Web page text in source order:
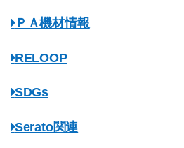
ＰＡ機材情報
RELOOP
SDGs
Serato関連